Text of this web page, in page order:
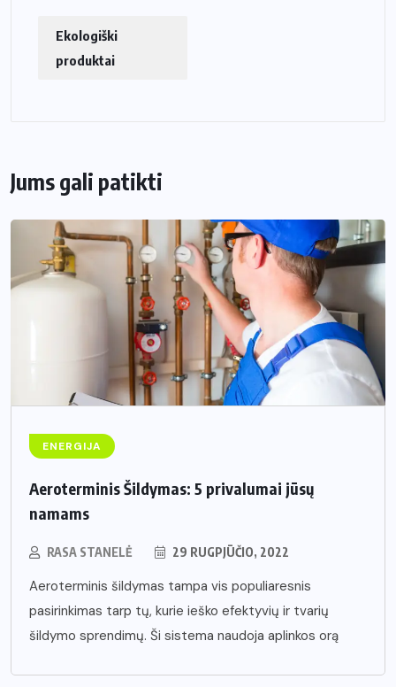
Ekologiški
produktai
Jums gali patikti
ENERGIJA
Aeroterminis Šildymas: 5 privalumai jūsų
namams
RASA STANELĖ 29 RUGPJŪČIO, 2022
Aeroterminis šildymas tampa vis populiaresnis
pasirinkimas tarp tų, kurie ieško efektyvių ir tvarių
šildymo sprendimų. Ši sistema naudoja aplinkos orą